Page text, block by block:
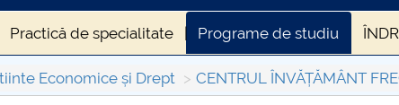
Practică de specialitate Programe de studiu
Economice și Drept CENTRUL ÎNVĂȚĂMÂNT